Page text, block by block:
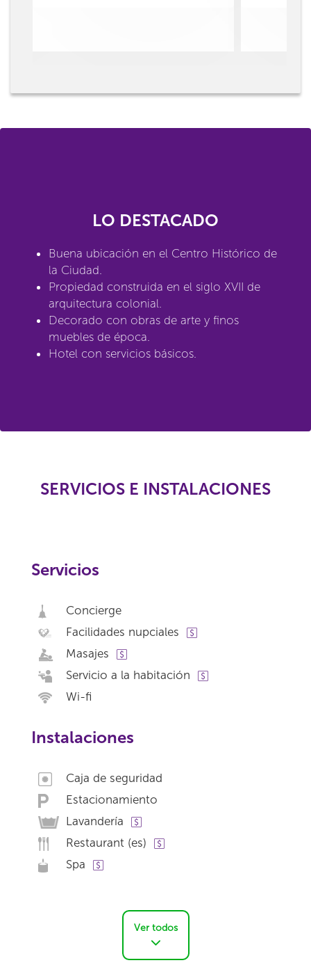
LO DESTACADO
Buena ubicación en el Centro Histórico de
la Ciudad.
Propiedad construida en el siglo XVII de
arquitectura colonial.
Decorado con obras de arte y finos
muebles de época.
Hotel con servicios básicos.
SERVICIOS E INSTALACIONES
Servicios
Concierge
Facilidades nupciales
Masajes
Servicio a la habitación
Wi-fi
Instalaciones
Caja de seguridad
Estacionamiento
Lavandería
Restaurant (es)
Spa
Ver todos